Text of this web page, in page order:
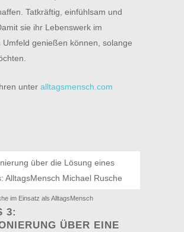
Tatkräftig, einfühlsam und
sie ihr Lebenswerk im
Umfeld genießen können, solange
unter alltagsmensch.com
im Einsatz als AlltagsMensch
3:
ÜBER EINE